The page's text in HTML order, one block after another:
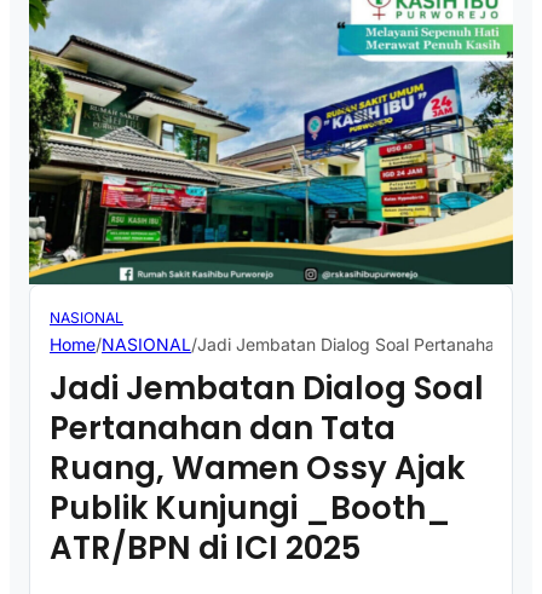
NASIONAL
Home/NASIONAL/Jadi Jembatan Dialog Soal Pertanahan
Jadi Jembatan Dialog Soal
Pertanahan dan Tata
Ruang, Wamen Ossy Ajak
Publik Kunjungi _Booth_
ATR/BPN di ICI 2025